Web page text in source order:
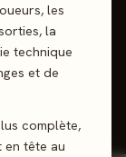
les
la
technique
et de
complète,
tête au
Wishlist